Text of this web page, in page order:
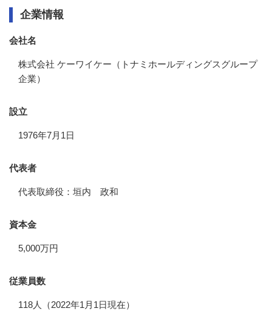
企業情報
会社名
株式会社 ケーワイケー（トナミホールディングスグループ
企業）
設立
1976年7月1日
代表者
代表取締役：垣内 政和
資本金
5,000万円
従業員数
118人（2022年1月1日現在）